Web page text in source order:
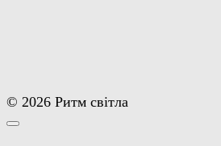
© 2026 Ритм світла